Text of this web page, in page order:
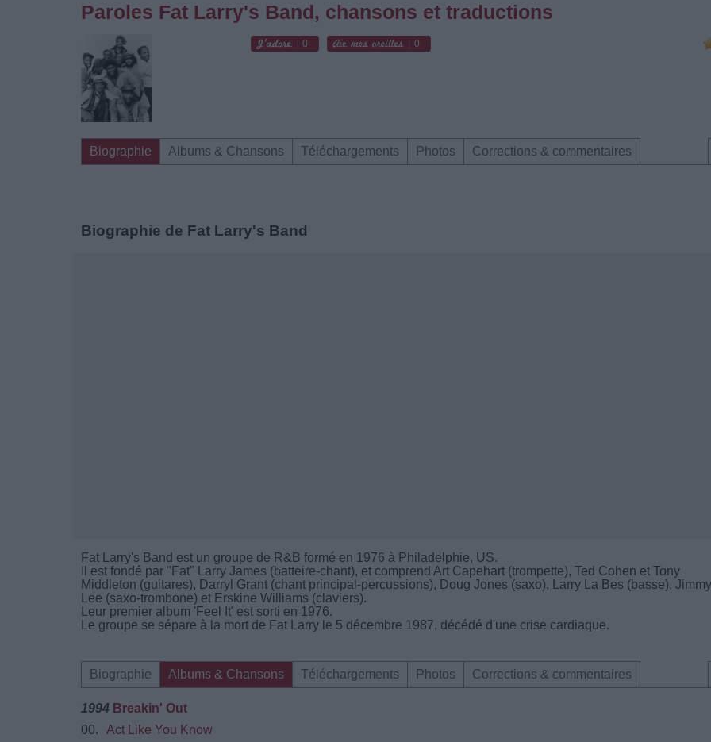
Paroles Fat Larry's Band, chansons et traductions
0 0
Biographie Albums & Chansons Téléchargements Photos Corrections & commentaires
Biographie de Fat Larry's Band
Fat Larry's Band est un groupe de R&B formé en 1976 à Philadelphie, US.
Il est fondé par "Fat" Larry James (batteire-chant), et comprend Art Capehart (trompette), Ted Cohen et Tony
Middleton (guitares), Darryl Grant (chant principal-percussions), Doug Jones (saxo), Larry La Bes (basse), Jimmy
Lee (saxo-trombone) et Erskine Williams (claviers).
Leur premier album 'Feel It' est sorti en 1976.
Le groupe se sépare à la mort de Fat Larry le 5 décembre 1987, décédé d'une crise cardiaque.
Biographie Albums & Chansons Téléchargements Photos Corrections & commentaires
1994 Breakin' Out
00.
Act Like You Know